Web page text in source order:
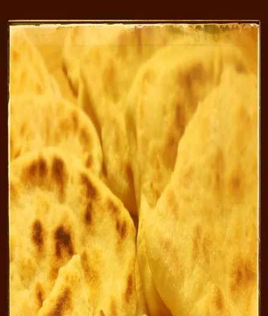
Traiteur
Tag
# vache qui rit
1recette
dans cette sélection.
Voir dans la recherche
Naans
3 h 5 min Facile Boulange
#boulang#Indienne plat